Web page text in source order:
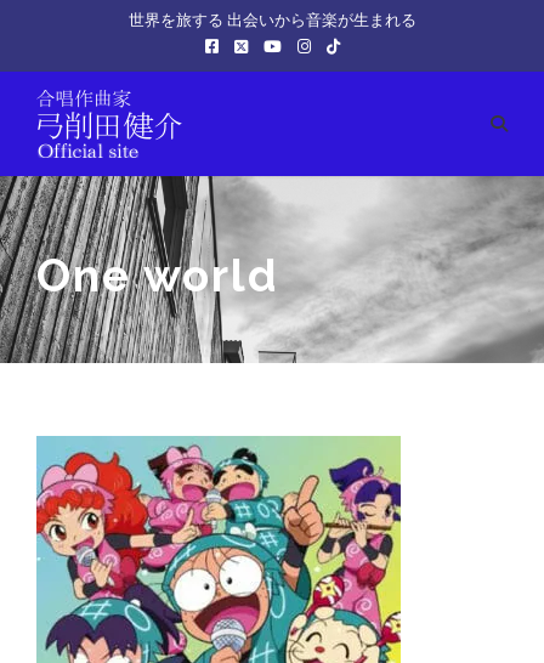
世界を旅する 出会いから音楽が生まれる
One world